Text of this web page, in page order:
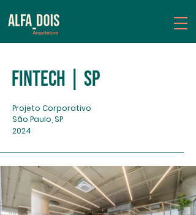
fintech | sp
Projeto Corporativo
São Paulo, SP
2024